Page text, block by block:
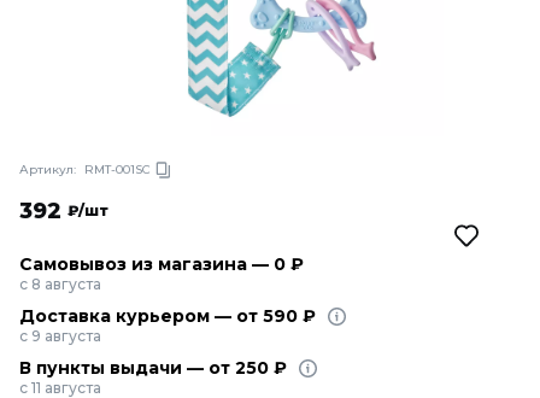
Артикул: RMT-001SC
392 ₽/шт
Самовывоз из магазина — 0 ₽
с 8 августа
Доставка курьером — от 590 ₽
с 9 августа
В пункты выдачи — от 250 ₽
с 11 августа